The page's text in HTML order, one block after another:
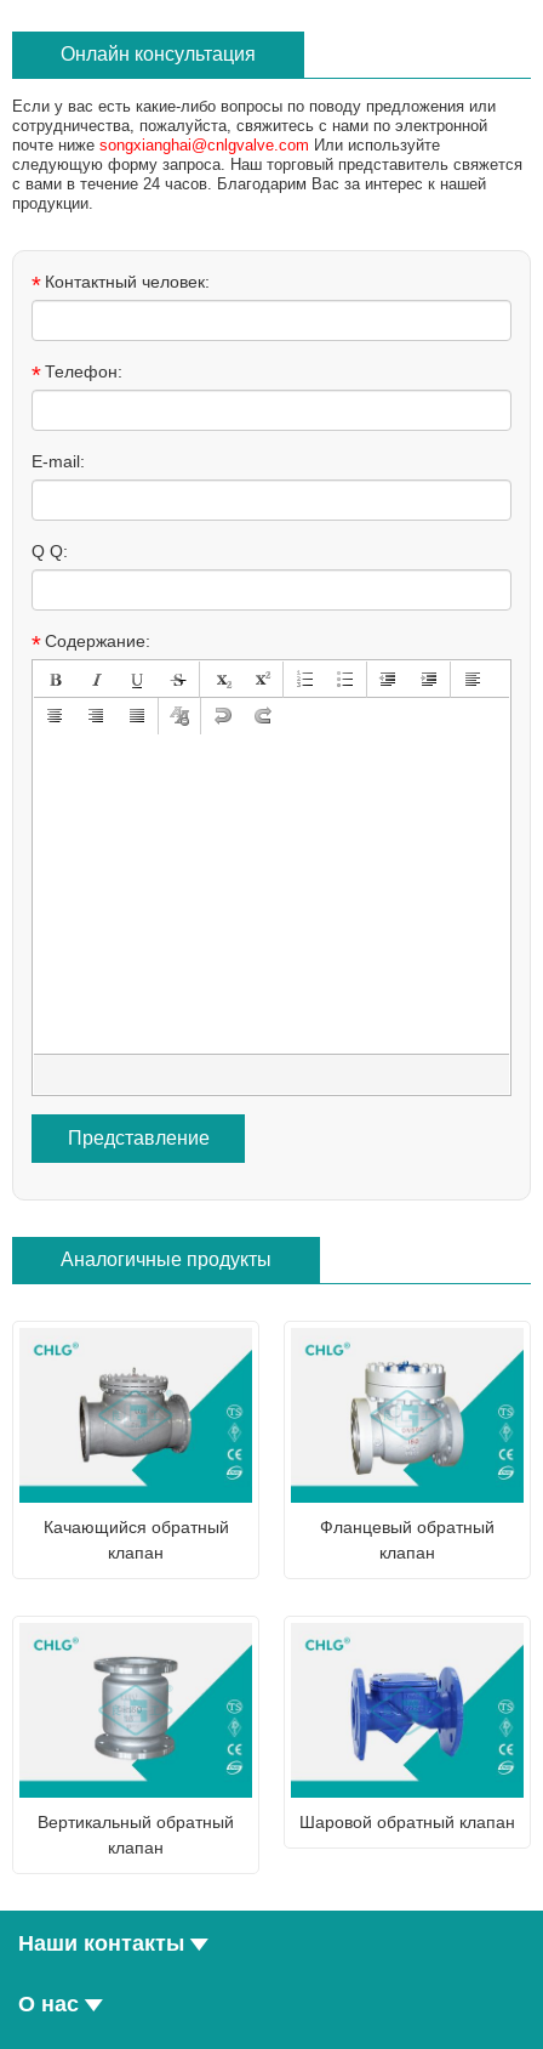
Онлайн консультация
Если у вас есть какие-либо вопросы по поводу предложения или
сотрудничества, пожалуйста, свяжитесь с нами по электронной
почте ниже songxianghai@cnlgvalve.com Или используйте
следующую форму запроса. Наш торговый представитель свяжется
с вами в течение 24 часов. Благодарим Вас за интерес к нашей
продукции.
* Контактный человек:
*Телефон:
E-mail:
Q Q:
*Содержание:
Представление
Аналогичные продукты
Качающийся обратный
клапан
Фланцевый обратный
клапан
Вертикальный обратный
клапан
Шаровой обратный клапан
Наши контакты
О нас